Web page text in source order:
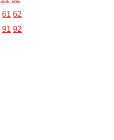
61 62
91 92